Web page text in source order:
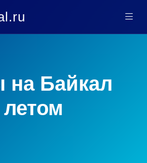
на Байкал
летом